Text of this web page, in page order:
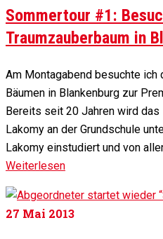
Sommertour #1:
Traumzauberbaum in
Am Montagabend besuchte ich
Bäumen in Blankenburg zur
Bereits seit 20 Jahren wird das
Lakomy an der Grundschule
Lakomy einstudiert und von
Weiterlesen
27 Mai 2013